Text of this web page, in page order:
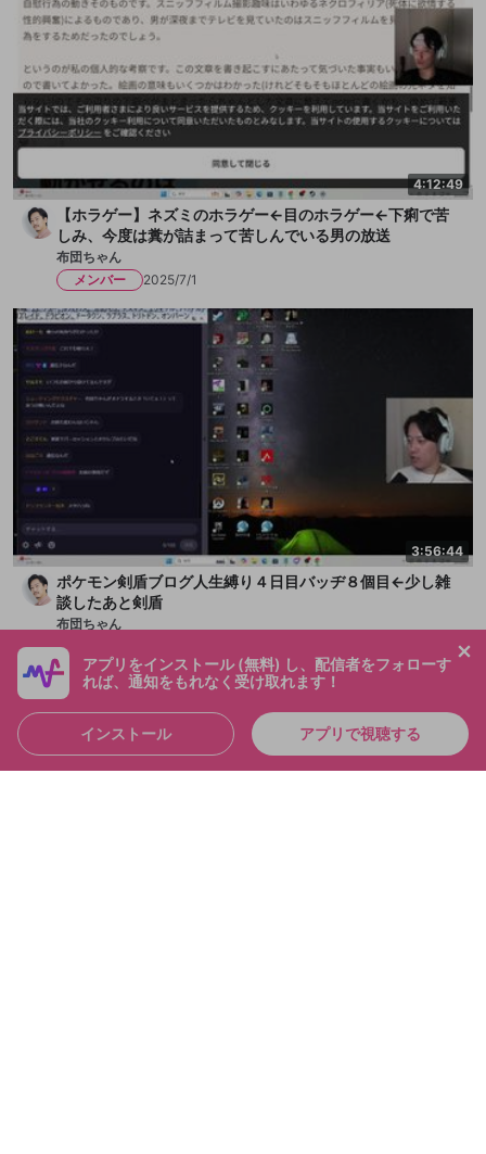
4:12:49
【ホラゲー】ネズミのホラゲー←目のホラゲー←下痢で苦
しみ、今度は糞が詰まって苦しんでいる男の放送
布団ちゃん
メンバー
2025/7/1
3:56:44
ポケモン剣盾ブログ人生縛り４日目バッヂ８個目←少し雑
談したあと剣盾
布団ちゃん
アプリをインストール (無料) し、配信者をフォローす
れば、通知をもれなく受け取れます！
インストール アプリで視聴する